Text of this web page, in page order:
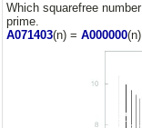
Which squarefree
prime.
A071403(n) = A000000